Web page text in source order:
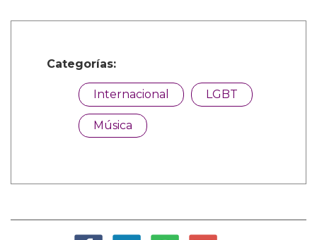
Categorías:
Internacional LGBT
Música